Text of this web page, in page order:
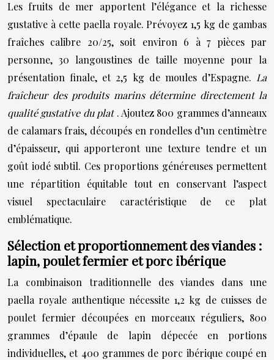
Les fruits de mer apportent l’élégance et la richesse
gustative à cette paella royale. Prévoyez 1,5 kg de gambas
fraîches calibre 20/25, soit environ 6 à 7 pièces par
personne, 30 langoustines de taille moyenne pour la
présentation finale, et 2,5 kg de moules d’Espagne. La
fraîcheur des produits marins détermine directement la
qualité gustative du plat . Ajoutez 800 grammes d’anneaux
de calamars frais, découpés en rondelles d’un centimètre
d’épaisseur, qui apporteront une texture tendre et un
goût iodé subtil. Ces proportions généreuses permettent
une répartition équitable tout en conservant l’aspect
visuel spectaculaire caractéristique de ce plat
emblématique.
Sélection et proportionnement des viandes :
lapin, poulet fermier et porc ibérique
La combinaison traditionnelle des viandes dans une
paella royale authentique nécessite 1,2 kg de cuisses de
poulet fermier découpées en morceaux réguliers, 800
grammes d’épaule de lapin dépecée en portions
individuelles, et 400 grammes de porc ibérique coupé en